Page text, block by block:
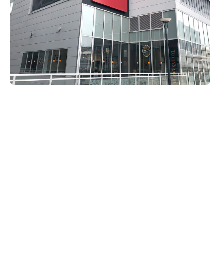
長岡・見附
小千谷・十日町・津南
魚沼・南魚沼・湯沢
柏崎・刈羽・出雲崎
上越・妙高・糸魚川
日本酒・新潟清酒
ワイン・クラフトビール
ケーキ・パフェ
ビアガーデン・暑気払い
忘新年会・歓送迎会
周年祭・感謝祭セール
年末・初売りセール